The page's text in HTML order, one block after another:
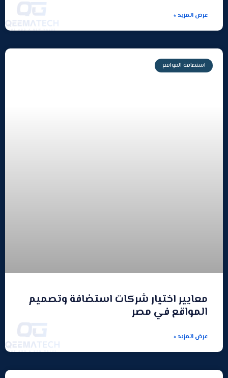
عرض المزيد »
استضافة المواقع
معايير اختيار شركات استضافة وتصميم
المواقع في مصر
عرض المزيد »